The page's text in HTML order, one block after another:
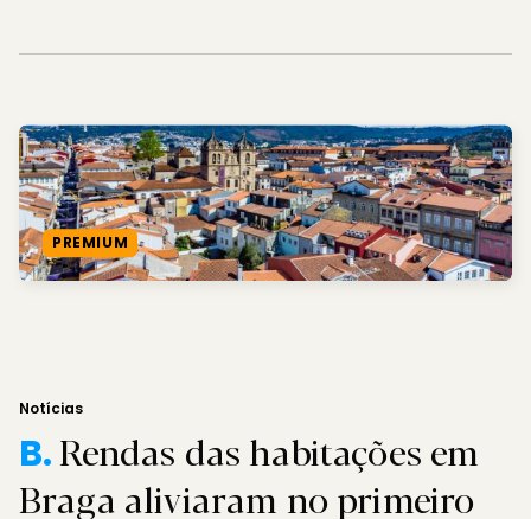
PREMIUM
Notícias
B.Rendas das habitações em
Braga aliviaram no primeiro